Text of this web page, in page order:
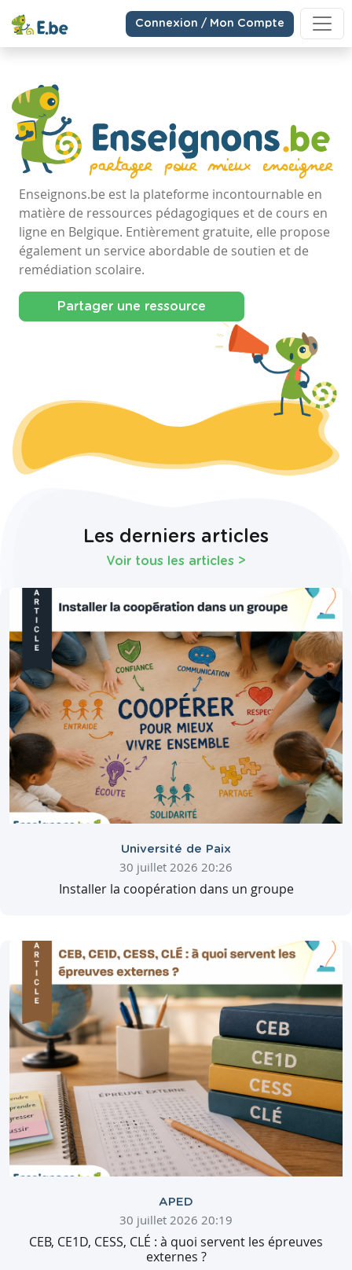
Connexion / Mon Compte
Enseignons.be est la plateforme incontournable en
matière de ressources pédagogiques et de cours en
ligne en Belgique. Entièrement gratuite, elle propose
également un service abordable de soutien et de
remédiation scolaire.
Partager une ressource
Les derniers articles
Voir tous les articles >
Université de Paix
30 juillet 2026 20:26
Installer la coopération dans un groupe
APED
30 juillet 2026 20:19
CEB, CE1D, CESS, CLÉ : à quoi servent les épreuves
externes ?